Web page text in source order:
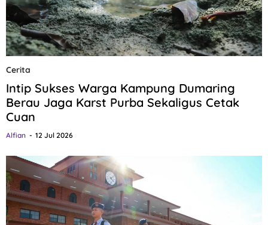
Cerita
Intip Sukses Warga Kampung Dumaring
Berau Jaga Karst Purba Sekaligus Cetak
Cuan
Alfian 12 Jul 2026